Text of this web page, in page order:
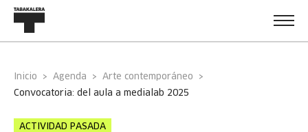
Inicio Agenda
Arte contemporáneo
convocatoria: del aula a medialab 2025
ACTIVIDAD PASADA